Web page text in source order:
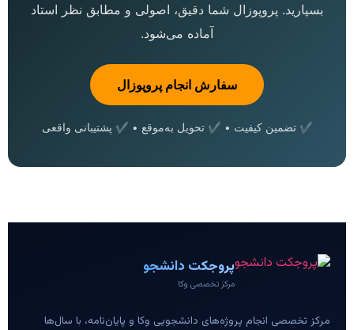
بسپارید. پروپوزال شما دقیق، اصولی و مطابق نظر استاد
آماده می‌شود.
سفارش انجام پروپوزال
✔ تضمین کیفیت • ✔ تحویل به‌موقع • ✔ پشتیبانی واقعی
پروجکت دانشجو
مرکز تخصصی وکا
مرکز تخصصی انجام پروژه‌های دانشجویی وکا و پایان‌نامه، با سال‌ها